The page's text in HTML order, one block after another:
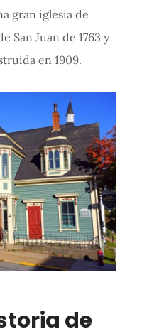
gran iglesia de
San Juan de 1763 y
en 1909.
de